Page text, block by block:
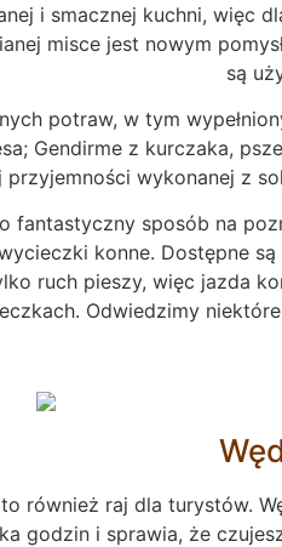
i smacznej kuchni, więc
misce jest nowym
są
potraw, w tym
Gendirme z kurczaka,
wykonanej z
fantastyczny sposób na
konne. Dostępne
ruch pieszy, więc jazda
Odwiedzimy
również raj dla turystów.
godzin i sprawia, że